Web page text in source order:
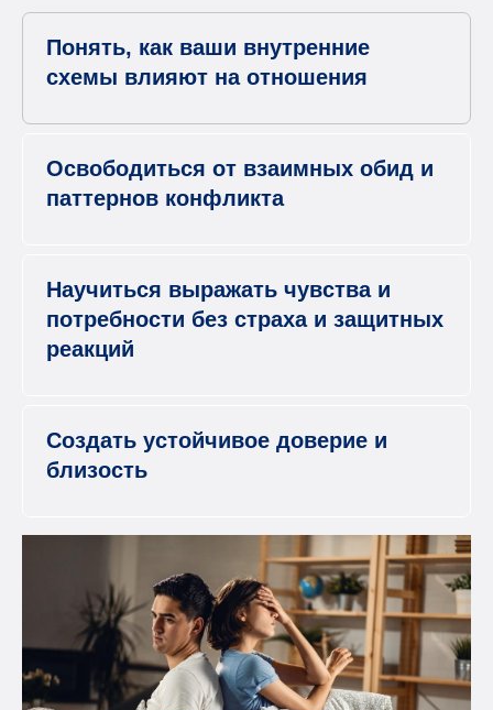
Понять, как ваши внутренние
схемы влияют на отношения
Освободиться от взаимных обид и
паттернов конфликта
Научиться выражать чувства и
потребности без страха и защитных
реакций
Создать устойчивое доверие и
близость